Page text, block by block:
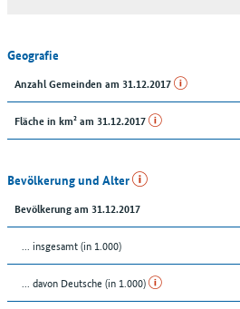
Geografie
Anzahl Gemeinden am 31.12.2017
Fläche in km² am 31.12.2017
Bevölkerung und Alter
Bevölkerung am 31.12.2017
... insgesamt (in 1.000)
... davon Deutsche (in 1.000)